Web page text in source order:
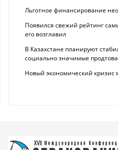
Льготное финансирование
Появился свежий рейтинг
его возглавил
В Казахстане планируют
социально значимые
Новый экономический кризис